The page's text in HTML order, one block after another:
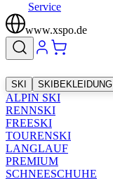
Service
www.xspo.de
SKI SKIBEKLEIDUNG
ALPIN SKI
RENNSKI
FREESKI
TOURENSKI
LANGLAUF
PREMIUM
SCHNEESCHUHE